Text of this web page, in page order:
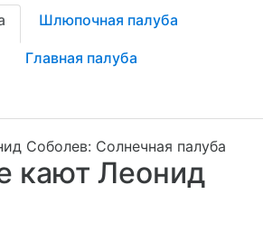
Шлюпочная палуба
Главная палуба
кают Леонид